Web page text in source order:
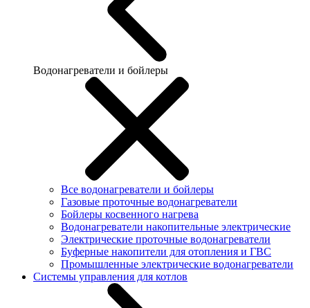
Водонагреватели и бойлеры
Все водонагреватели и бойлеры
Газовые проточные водонагреватели
Бойлеры косвенного нагрева
Водонагреватели накопительные электрические
Электрические проточные водонагреватели
Буферные накопители для отопления и ГВС
Промышленные электрические водонагреватели
Системы управления для котлов